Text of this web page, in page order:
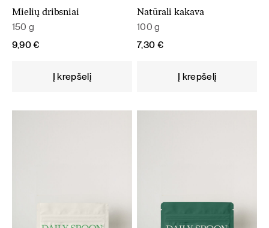
Mielių dribsniai
150 g
9,90€
Į krepšelį
Natūrali kakava
100 g
7,30 €
Į krepšelį